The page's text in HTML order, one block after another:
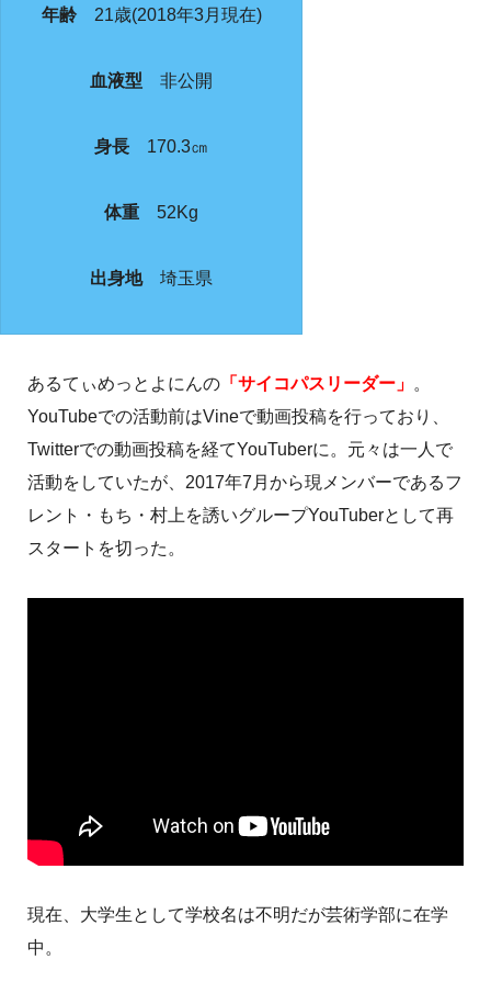
年齢21歳(2018年3月現在)
血液型 非公開
身長 170.3㎝
体重 52Kg
出身地 埼玉県
あるてぃめっとよにんの 「サイコパスリーダー」 。
YouTubeでの活動前はVineで動画投稿を行っており、
Twitterでの動画投稿を経てYouTuberに。元々は一人で
活動をしていたが、2017年7月から現メンバーであるフ
レント・もち・村上を誘いグループYouTuberとして再
スタートを切った。
現在、大学生として学校名は不明だが芸術学部に在学
中。